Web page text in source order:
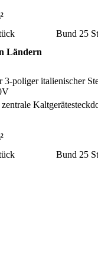
Bund 25
Ländern
3-poliger italienischer
Bund 25